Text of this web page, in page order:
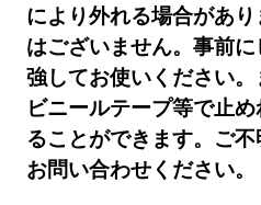
により外れる場合があ
はございません。事前
強してお使いください
ビニールテープ等で止
ることができます。ご
お問い合わせください。